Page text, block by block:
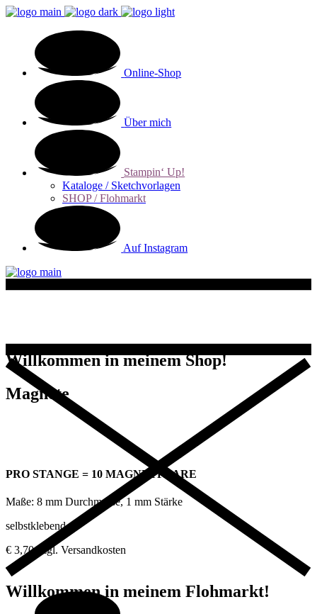
Online-Shop
Über mich
Stampin‘ Up!
Kataloge / Sketchvorlagen
SHOP / Flohmarkt
Auf Instagram
Willkommen in meinem Shop!
Magnete
PRO STANGE = 10 MAGNETPAARE
Maße: 8 mm Durchmesse, 1 mm Stärke
selbstklebend
€ 3,70 zzgl. Versandkosten
Willkommen in meinem Flohmarkt!